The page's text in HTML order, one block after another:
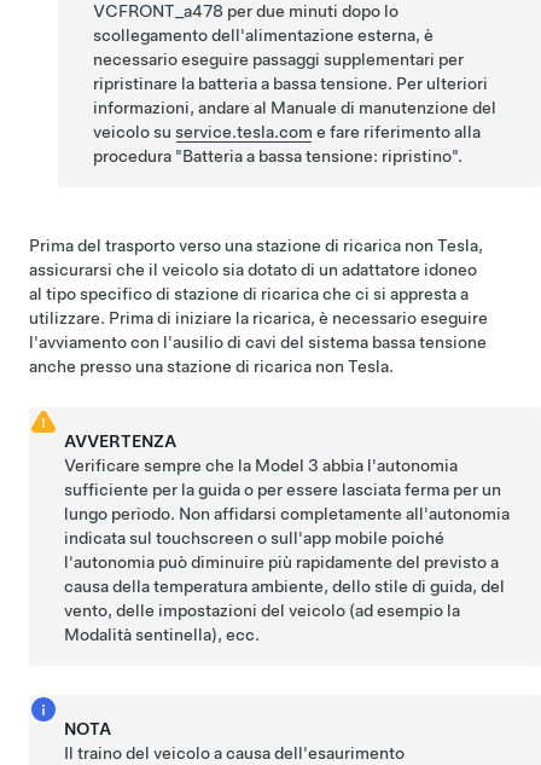
VCFRONT_a478 per due minuti dopo lo
scollegamento dell'alimentazione esterna, è
necessario eseguire passaggi supplementari per
ripristinare la batteria a bassa tensione. Per ulteriori
informazioni, andare al Manuale di manutenzione del
veicolo suservice.tesla.com e fare riferimento alla
procedura "Batteria a bassa tensione: ripristino".
Prima del trasporto verso una stazione di ricarica non Tesla,
assicurarsi che il veicolo sia dotato di un adattatore idoneo
al tipo specifico di stazione di ricarica che ci si appresta a
utilizzare. Prima di iniziare la ricarica, è necessario eseguire
l'avviamento con l'ausilio di cavi del sistema bassa tensione
anche presso una stazione di ricarica non Tesla.
AVVERTENZA
Verificare sempre che la Model 3 abbia l'autonomia
sufficiente per la guida o per essere lasciata ferma per un
lungo periodo. Non affidarsi completamente all'autonomia
indicata sul touchscreen o sull'app mobile poiché
l'autonomia può diminuire più rapidamente del previsto a
causa della temperatura ambiente, dello stile di guida, del
vento, delle impostazioni del veicolo (ad esempio la
Modalità sentinella), ecc.
NOTA
Il traino del veicolo a causa dell'esaurimento